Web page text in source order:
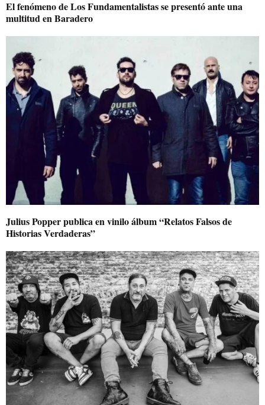
El fenómeno de Los Fundamentalistas se presentó ante una
multitud en Baradero
Julius Popper publica en vinilo álbum “Relatos Falsos de
Historias Verdaderas”